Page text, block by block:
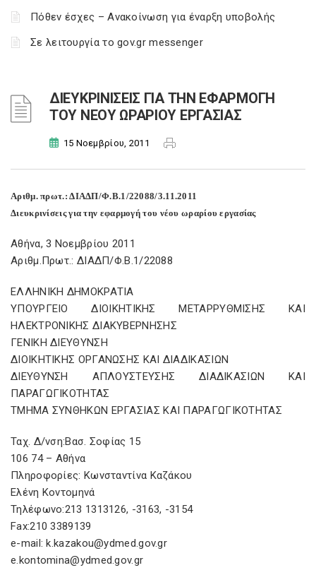
Πόθεν έσχες – Ανακοίνωση για έναρξη υποβολής
Σε λειτουργία το gov.gr messenger
ΔΙΕΥΚΡΙΝΙΣΕΙΣ ΓΙΑ ΤΗΝ ΕΦΑΡΜΟΓΗ
ΤΟΥ ΝΕΟΥ ΩΡΑΡΙΟΥ ΕΡΓΑΣΙΑΣ
15 Νοεμβρίου, 2011
Αριθμ. πρωτ.: ΔΙΑΔΠ/Φ.Β.1/22088/3.11.2011
Διευκρινίσεις για την εφαρμογή του νέου ωραρίου εργασίας
Αθήνα, 3 Νοεμβρίου 2011
Αριθμ.Πρωτ.: ΔΙΑΔΠ/Φ.Β.1/22088
ΕΛΛΗΝΙΚΗ ΔΗΜΟΚΡΑΤΙΑ
ΥΠΟΥΡΓΕΙΟ ΔΙΟΙΚΗΤΙΚΗΣ ΜΕΤΑΡΡΥΘΜΙΣΗΣ ΚΑΙ
ΗΛΕΚΤΡΟΝΙΚΗΣ ΔΙΑΚΥΒΕΡΝΗΣΗΣ
ΓΕΝΙΚΗ ΔΙΕΥΘΥΝΣΗ
ΔΙΟΙΚΗΤΙΚΗΣ ΟΡΓΑΝΩΣΗΣ ΚΑΙ ΔΙΑΔΙΚΑΣΙΩΝ
ΔΙΕΥΘΥΝΣΗ ΑΠΛΟΥΣΤΕΥΣΗΣ ΔΙΑΔΙΚΑΣΙΩΝ ΚΑΙ
ΠΑΡΑΓΩΓΙΚΟΤΗΤΑΣ
ΤΜΗΜΑ ΣΥΝΘΗΚΩΝ ΕΡΓΑΣΙΑΣ ΚΑΙ ΠΑΡΑΓΩΓΙΚΟΤΗΤΑΣ
Ταχ. Δ/νση:Βασ. Σοφίας 15
106 74 – Αθήνα
Πληροφορίες: Κωνσταντίνα Καζάκου
Ελένη Κοντομηνά
Τηλέφωνο:213 1313126, -3163, -3154
Fax:210 3389139
e-mail: k.kazakou@ydmed.gov.gr
e.kontomina@ydmed.gov.gr